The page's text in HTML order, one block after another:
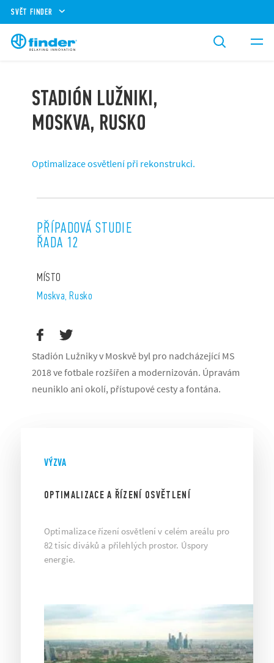
SVĚT FINDER
STADIÓN LUŽNIKI,
MOSKVA, RUSKO
Optimalizace osvětlení při rekonstrukci.
PŘÍPADOVÁ STUDIE
ŘADA 12
MÍSTO
Moskva, Rusko
Stadión Lužniky v Moskvě byl pro nadcházející MS
2018 ve fotbale rozšířen a modernizován. Úpravám
neuniklo ani okolí, přístupové cesty a fontána.
VÝZVA
OPTIMALIZACE A ŘÍZENÍ OSVĚTLENÍ
Optimalizace řízení osvětlení v celém areálu pro
82 tisíc diváků a přilehlých prostor. Úspory
energie.